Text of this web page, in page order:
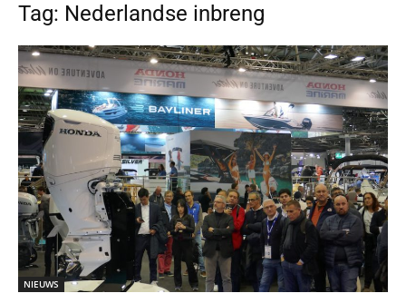
Tag: Nederlandse inbreng
NIEUWS